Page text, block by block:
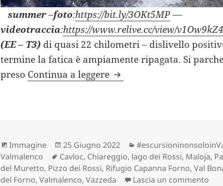
summer–foto:https://bit.ly/3OKt5MP ––
videotraccia:https://www.relive.cc/view/
(EE – T3) di quasi 22 chilometri – dislivello
termine la fatica è ampiamente ripagata. Si
preso Continua a leggere PASSO DEL FORNO e
Formato
Immagine
Scritto
il
25 Giugno 2022 Categorie
Valmalenco
Tag
Cavloc, Chiareggio, lago dei Rossi, Maloja,
del Muretto, Pizzo dei Rossi, Rifugio Capanna Forno,Val
del Forno,Valmalenco,Vazzeda Lascia un commento